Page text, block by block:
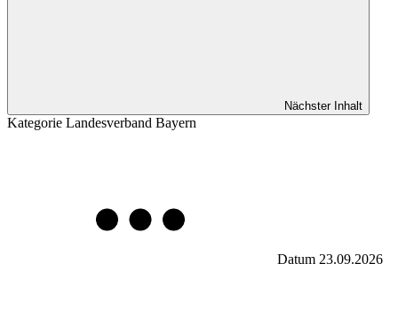
Nächster Inhalt
Kategorie Landesverband Bayern
Datum 23.09.2026